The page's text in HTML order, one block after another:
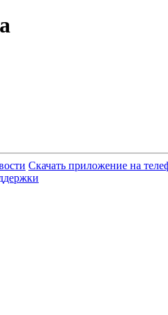
Скачать приложение на